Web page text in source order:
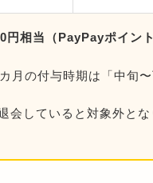
円相当（PayPayポイン
月の付与時期は「中旬〜
会していると対象外とな